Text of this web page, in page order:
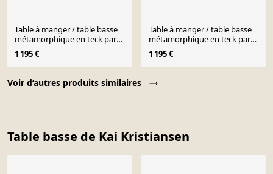
Voir d’autres produits similaires
Table à manger / table basse
métamorphique en teck par
Kai Kristiansen, Danemark,
années 1960.
1 195 €
Table à manger / table basse
métamorphique en teck par
Kai Kristiansen, Danemark,
années 1960.
1 195 €
Table basse de Kai Kristiansen